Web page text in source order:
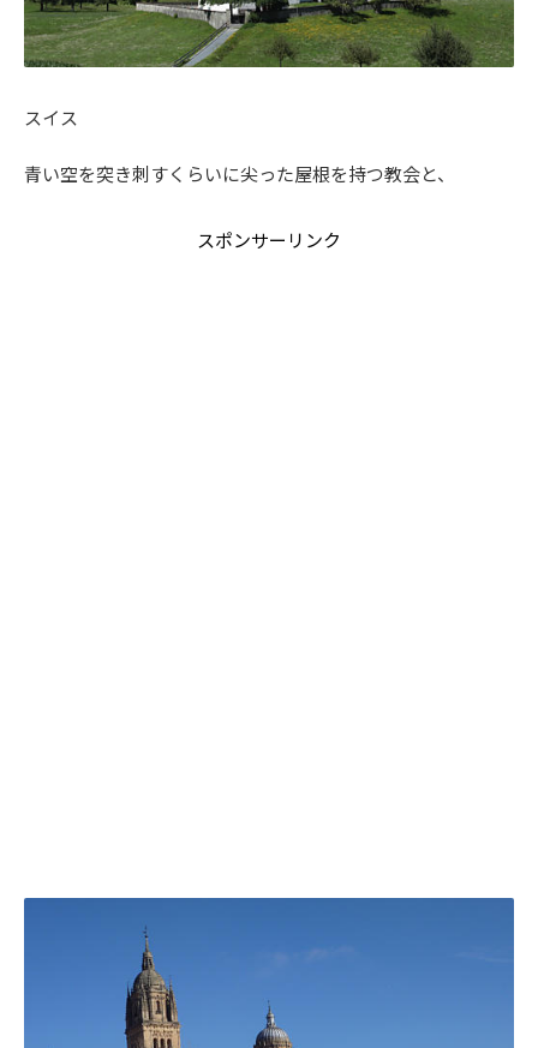
スイス
青い空を突き刺すくらいに尖った屋根を持つ教会と、
スポンサーリンク